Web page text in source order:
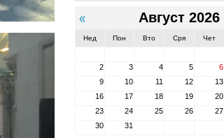
Август 2026
Нед Пон Вто Сря Чет
2
3 4 5 6
9
10 11 12 13
16
17 18 19 20
23
24 25 26 27
30
31